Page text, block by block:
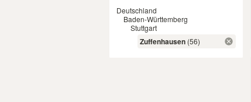
Deutschland
Baden-Württemberg
Stuttgart
Zuffenhausen (56)